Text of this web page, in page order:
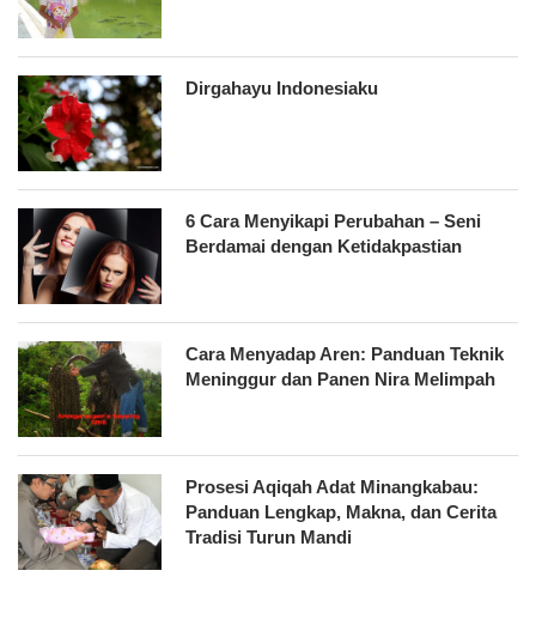
Dirgahayu Indonesiaku
6 Cara Menyikapi Perubahan – Seni
Berdamai dengan Ketidakpastian
Cara Menyadap Aren: Panduan Teknik
Meninggur dan Panen Nira Melimpah
Prosesi Aqiqah Adat Minangkabau:
Panduan Lengkap, Makna, dan Cerita
Tradisi Turun Mandi